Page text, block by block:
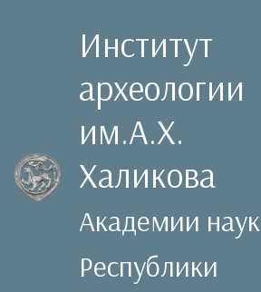
Институт
археологии
им.А.Х.
Халикова
Академии наук
Республики